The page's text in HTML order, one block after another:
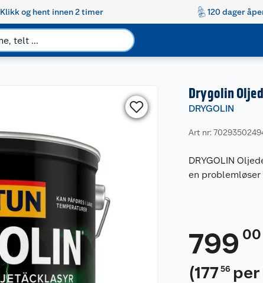
Klikk og hent innen 2 timer 120 dager
Drygolin
DRYGOLIN
Art nr:
DRYGOLIN
en
799 00
(17756